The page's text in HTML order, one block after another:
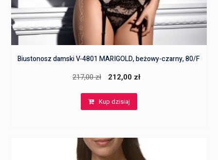
Biustonosz damski V-4801 MARIGOLD, beżowy-czarny, 80/F
217,00zł
Pierwotna
wynosiła:
212,00 zł
Kup dzisiaj